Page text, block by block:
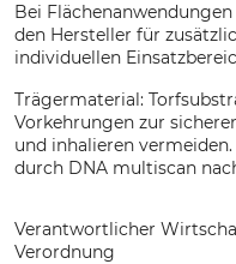
Bei
den Hersteller für
individuellen
Trägermaterial:
Vorkehrungen zur
und inhalieren
durch DNA multiscan
Verantwortlicher
Verordnung